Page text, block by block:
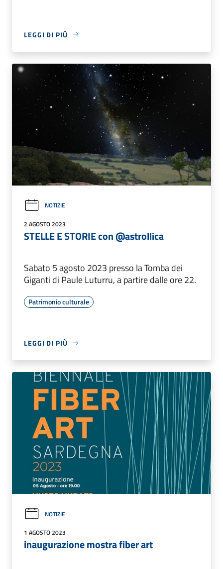
LEGGI DI PIÙ
NOTIZIE
2 AGOSTO 2023
STELLE E STORIE con @astrollica
Sabato 5 agosto 2023 presso la Tomba dei
Giganti di Paule Luturru, a partire dalle ore 22.
Patrimonio culturale
LEGGI DI PIÙ
NOTIZIE
1 AGOSTO 2023
inaugurazione mostra fiber art